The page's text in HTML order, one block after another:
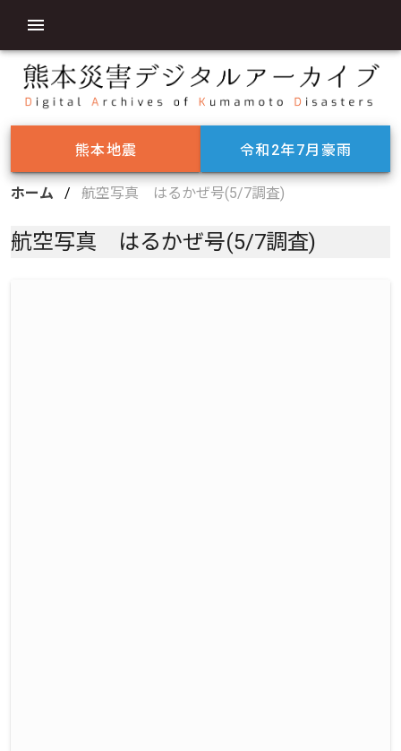
熊本地震 令和2年7月豪雨
ホーム / 航空写真 はるかぜ号(5/7調査)
航空写真 はるかぜ号(5/7調査)